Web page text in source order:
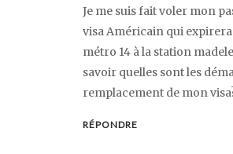
Je me suis fait voler mon
visa Américain qui
métro 14 à la station
savoir quelles sont les
remplacement de mon
RÉPONDRE